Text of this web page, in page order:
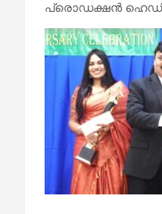
പ്രൊഡക്ഷൻ ഹെഡ്